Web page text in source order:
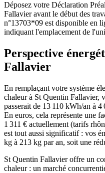
Déposez votre Déclaration
Fallavier avant le début des
n°13703*09 est disponible en
indiquant l'emplacement de
Perspective
Fallavier
En remplaçant votre système
chaleur à St Quentin Fallavier,
passerait de 13 110 kWh/an à
En euros, cela représente une
1 311 € actuellement (tarifs
est tout aussi significatif : vos
kg à 213 kg par an, soit une
St Quentin Fallavier offre un
chaleur : un marché